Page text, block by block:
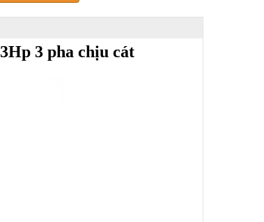
3Hp 3 pha chịu cát